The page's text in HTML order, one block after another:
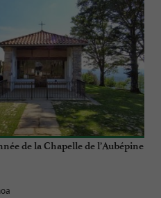
de la Chapelle de l’Aubépine